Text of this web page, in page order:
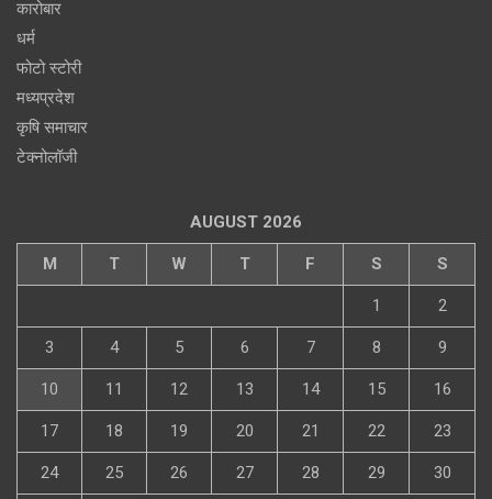
कारोबार
धर्म
फोटो स्टोरी
मध्यप्रदेश
कृषि समाचार
टेक्नोलॉजी
AUGUST 2026
M T W T F S S
1 2
3 4 5 6 7 8 9
10 11 12 13 14 15 16
17 18 19 20 21 22 23
24 25 26 27 28 29 30